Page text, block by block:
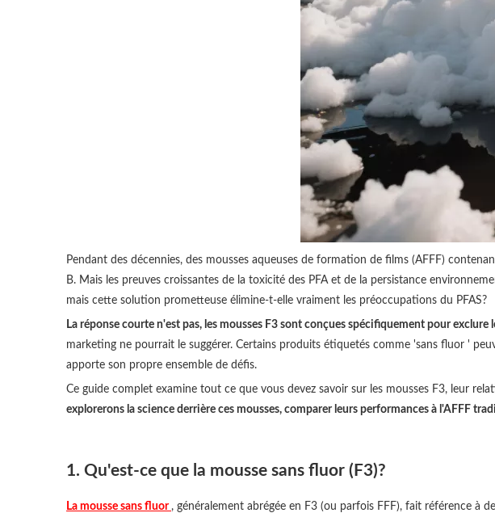
Pendant des décennies, des mousses aqueuses de formation de films (AFFF)
B. Mais les preuves croissantes de la toxicité des PFA et de la persistance
mais cette solution prometteuse élimine-t-elle vraiment les préoccupations du PFAS?
La réponse courte n'est pas, les mousses F3 sont conçues spécifiquement pour
marketing ne pourrait le suggérer. Certains produits étiquetés comme 'sans fluor '
apporte son propre ensemble de défis.
Ce guide complet examine tout ce que vous devez savoir sur les mousses F3, leur
explorerons la science derrière ces mousses, comparer leurs performances à l'AFFF
1. Qu'est-ce que la mousse sans fluor (F3)?
La mousse sans fluor , généralement abrégée en F3 (ou parfois FFF), fait référence à